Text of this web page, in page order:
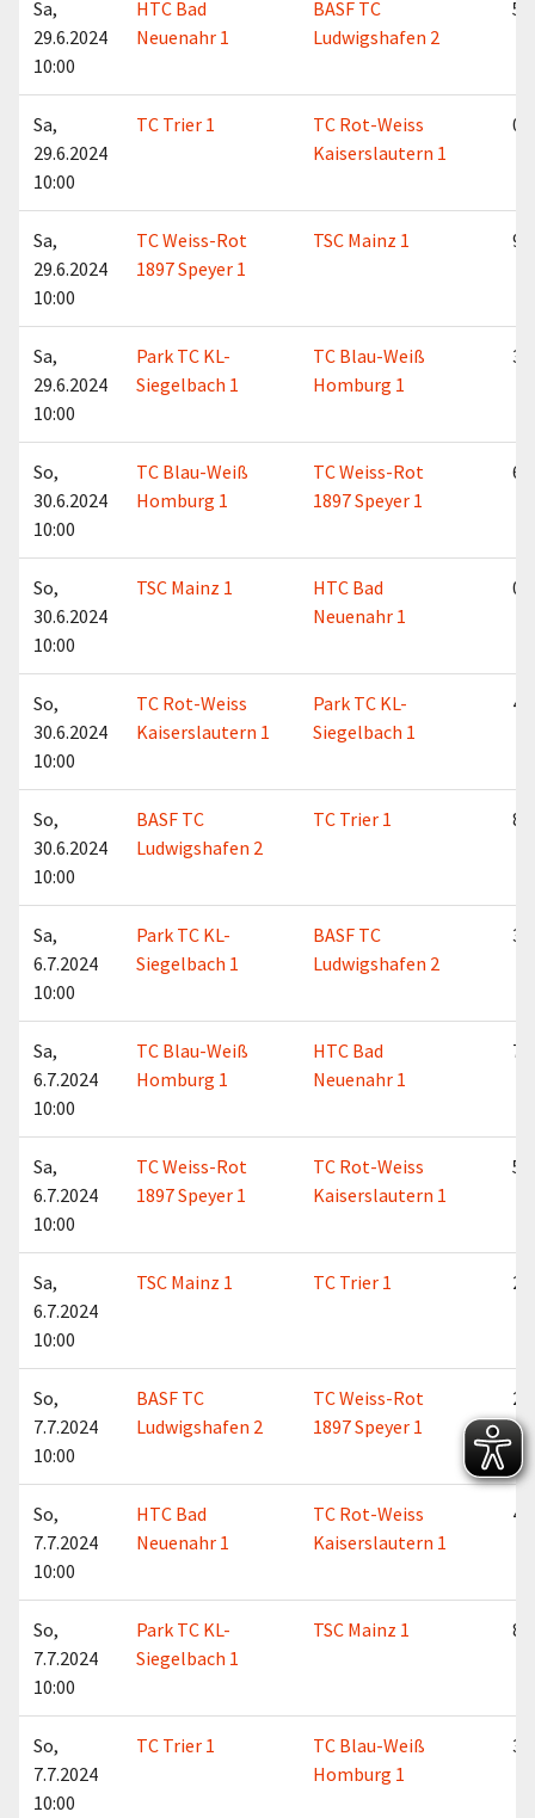
Sa,
29.6.2024
10:00
HTC Bad
Neuenahr 1
BASF TC
Ludwigshafen 2
5:4
Sa,
29.6.2024
10:00
TC Trier 1
TC Rot-Weiss
Kaiserslautern 1
0:9
Sa,
29.6.2024
10:00
TC Weiss-Rot
1897 Speyer 1
TSC Mainz 1 9:0
Sa,
29.6.2024
10:00
Park TC KL-
Siegelbach 1
TC Blau-Weiß
Homburg 1
3:6
So,
30.6.2024
10:00
TC Blau-Weiß
Homburg 1
TC Weiss-Rot
1897 Speyer 1
6:3
So,
30.6.2024
10:00
TSC Mainz 1
HTC Bad
Neuenahr 1
0:9
So,
30.6.2024
10:00
TC Rot-Weiss
Kaiserslautern 1
Park TC KL-
Siegelbach 1
4:5
So,
30.6.2024
10:00
BASF TC
Ludwigshafen 2
TC Trier 1 8:1
Sa,
6.7.2024
10:00
Park TC KL-
Siegelbach 1
BASF TC
Ludwigshafen 2
3:6
Sa,
6.7.2024
10:00
TC Blau-Weiß
Homburg 1
HTC Bad
Neuenahr 1
7:2
Sa,
6.7.2024
10:00
TC Weiss-Rot
1897 Speyer 1
TC Rot-Weiss
Kaiserslautern 1
5:4
Sa,
6.7.2024
10:00
TSC Mainz 1 TC Trier 1 2:7
So,
7.7.2024
10:00
BASF TC
Ludwigshafen 2
TC Weiss-Rot
1897 Speyer 1
2:7
So,
7.7.2024
10:00
HTC Bad
Neuenahr 1
TC Rot-Weiss
Kaiserslautern 1
4:5
So,
7.7.2024
10:00
Park TC KL-
Siegelbach 1
TSC Mainz 1 8:1
So,
7.7.2024
10:00
TC Trier 1
TC Blau-Weiß
Homburg 1
3:6